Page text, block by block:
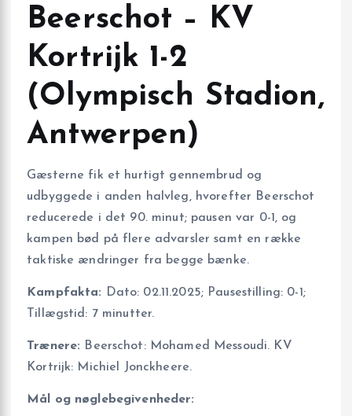
Beerschot – KV
Kortrijk 1-2
(Olympisch Stadion,
Antwerpen)
Gæsterne fik et hurtigt gennembrud og
udbyggede i anden halvleg, hvorefter Beerschot
reducerede i det 90. minut; pausen var 0-1, og
kampen bød på flere advarsler samt en række
taktiske ændringer fra begge bænke.
Kampfakta: Dato: 02.11.2025; Pausestilling: 0-1;
Tillægstid: 7 minutter.
Trænere: Beerschot: Mohamed Messoudi. KV
Kortrijk: Michiel Jonckheere.
Mål og nøglebegivenheder: